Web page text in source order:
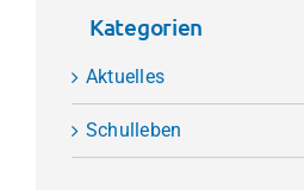
Kategorien
Aktuelles
Schulleben